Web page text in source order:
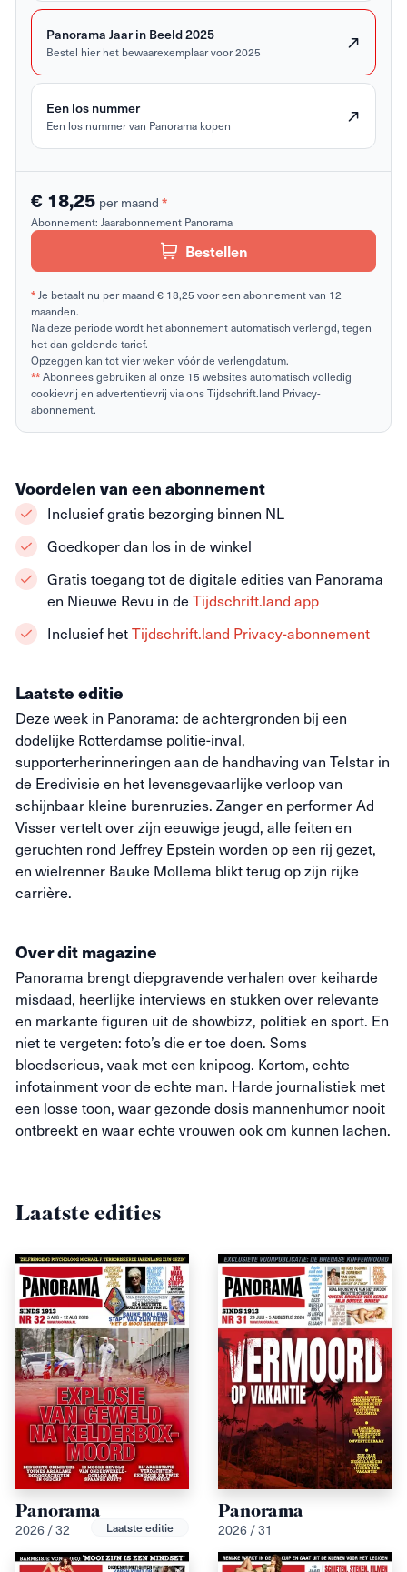
Panorama Jaar in Beeld 2025
Bestel hier het bewaarexemplaar voor 2025
Een los nummer
Een los nummer van Panorama kopen
€ 18,25 per maand *
Abonnement: Jaarabonnement Panorama
Bestellen
* Je betaalt nu per maand € 18,25 voor een abonnement van 12
maanden.
Na deze periode wordt het abonnement automatisch verlengd, tegen
het dan geldende tarief.
Opzeggen kan tot vier weken vóór de verlengdatum.
**Abonnees gebruiken al onze 15 websites automatisch volledig
cookievrij en advertentievrij via ons Tijdschrift.land Privacy-
abonnement.
Laatste editie
Deze week in Panorama: de achtergronden bij een
dodelijke Rotterdamse politie-inval,
supporterherinneringen aan de handhaving van Telstar in
de Eredivisie en het levensgevaarlijke verloop van
schijnbaar kleine burenruzies. Zanger en performer Ad
Visser vertelt over zijn eeuwige jeugd, alle feiten en
geruchten rond Jeffrey Epstein worden op een rij gezet,
en wielrenner Bauke Mollema blikt terug op zijn rijke
carrière.
Over dit magazine
Panorama brengt diepgravende verhalen over keiharde
misdaad, heerlijke interviews en stukken over relevante
en markante figuren uit de showbizz, politiek en sport. En
niet te vergeten: foto’s die er toe doen. Soms
bloedserieus, vaak met een knipoog. Kortom, echte
infotainment voor de echte man. Harde journalistiek met
een losse toon, waar gezonde dosis mannenhumor nooit
ontbreekt en waar echte vrouwen ook om kunnen lachen.
Voordelen van een abonnement
Inclusief gratis bezorging binnen NL
Goedkoper dan los in de winkel
Gratis toegang tot de digitale edities van Panorama
en Nieuwe Revu in de Tijdschrift.land app
Inclusief hetTijdschrift.land Privacy-abonnement
Laatste edities
Panorama
2026 / 32 Laatste editie
Panorama
2026 / 31